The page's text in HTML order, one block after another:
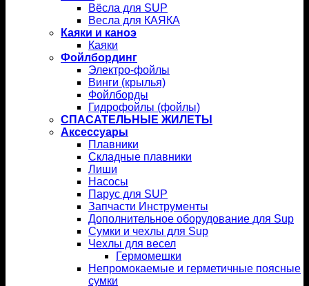
Вёсла для SUP
Весла для КАЯКА
Каяки и каноэ
Каяки
Фойлбординг
Электро-фойлы
Винги (крылья)
Фойлборды
Гидрофойлы (фойлы)
СПАСАТЕЛЬНЫЕ ЖИЛЕТЫ
Аксессуары
Плавники
Складные плавники
Лиши
Насосы
Парус для SUP
Запчасти Инструменты
Дополнительное оборудование для Sup
Сумки и чехлы для Sup
Чехлы для весел
Гермомешки
Непромокаемые и герметичные поясные
сумки